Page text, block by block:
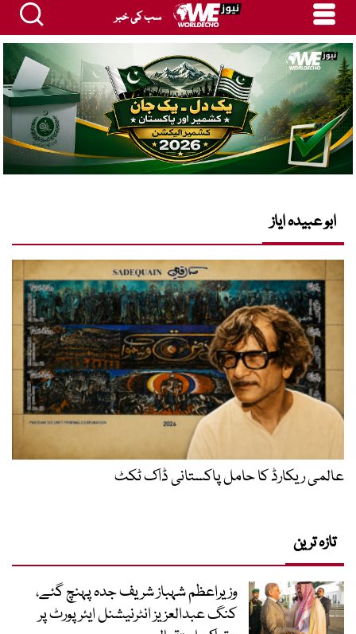
سب کی خبر
ابو عبیدہ ایاز
عالمی ریکارڈ کا حامل پاکستانی ڈاک ٹکٹ
تازہ ترین
وزیراعظم شہباز شریف جدہ پہنچ گئے،
کنگ عبدالعزیز انٹرنیشنل ایئر پورٹ پر